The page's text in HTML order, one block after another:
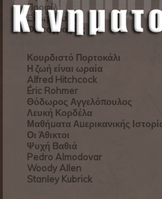
Προφίλ
Εκδηλώσεις
Φωτογραφίες
Κουρδιστό Πορτοκάλι
Η ζωή είναι ωραία
Alfred Hitchcock
Éric Rohmer
Θόδωρος Αγγελόπουλος
Λευκή Κορδέλα
Μαθήματα Αμερικανικής
Οι Άθικτοι
Ψυχή Βαθιά
Pedro Almodovar
Woody Allen
Stanley Kubrick